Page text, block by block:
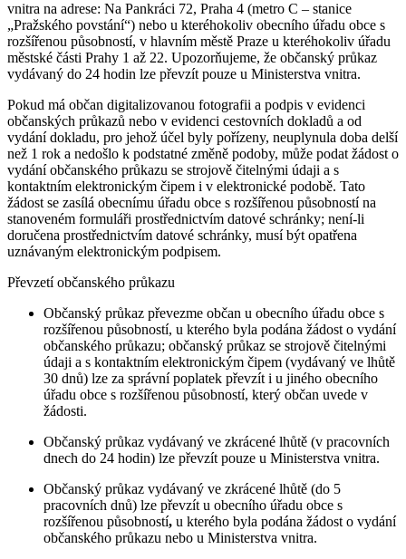
vnitra na adrese: Na Pankráci 72, Praha 4 (metro C – stanice
„Pražského povstání“) nebo u kteréhokoliv obecního úřadu obce s
rozšířenou působností, v hlavním městě Praze u kteréhokoliv úřadu
městské části Prahy 1 až 22. Upozorňujeme, že občanský průkaz
vydávaný do 24 hodin lze převzít pouze u Ministerstva vnitra.
Pokud má občan digitalizovanou fotografii a podpis v evidenci
občanských průkazů nebo v evidenci cestovních dokladů a od
vydání dokladu, pro jehož účel byly pořízeny, neuplynula doba delší
než 1 rok a nedošlo k podstatné změně podoby, může podat žádost o
vydání občanského průkazu se strojově čitelnými údaji a s
kontaktním elektronickým čipem i v elektronické podobě. Tato
žádost se zasílá obecnímu úřadu obce s rozšířenou působností na
stanoveném formuláři prostřednictvím datové schránky; není-li
doručena prostřednictvím datové schránky, musí být opatřena
uznávaným elektronickým podpisem.
Převzetí občanského průkazu
Občanský průkaz převezme občan u obecního úřadu obce s
rozšířenou působností, u kterého byla podána žádost o vydání
občanského průkazu; občanský průkaz se strojově čitelnými
údaji a s kontaktním elektronickým čipem (vydávaný ve lhůtě
30 dnů) lze za správní poplatek převzít i u jiného obecního
úřadu obce s rozšířenou působností, který občan uvede v
žádosti.
Občanský průkaz vydávaný ve zkrácené lhůtě (v pracovních
dnech do 24 hodin) lze převzít pouze u Ministerstva vnitra.
Občanský průkaz vydávaný ve zkrácené lhůtě (do 5
pracovních dnů) lze převzít u obecního úřadu obce s
rozšířenou působností, u kterého byla podána žádost o vydání
občanského průkazu nebo u Ministerstva vnitra.